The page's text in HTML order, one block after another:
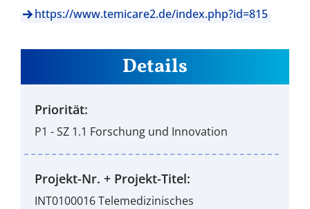
https://www.temicare2.de/index.php?id=815
Details
Priorität:
P1 - SZ 1.1 Forschung und Innovation
Projekt-Nr. + Projekt-Titel:
INT0100016 Telemedizinisches